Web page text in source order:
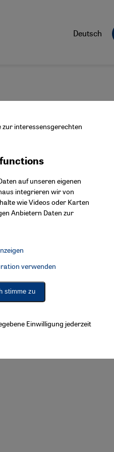
Deutsch
zur interessensgerechten
auf unseren eigenen
integrieren wir von
wie Videos oder Karten
Anbietern Daten zur
Connect, Google Maps
Connect
verwenden
stimme zu
Einwilligung jederzeit